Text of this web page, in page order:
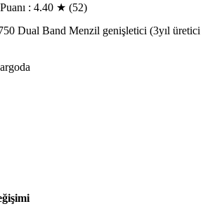
: 4.40 ★ (52)
Dual Band Menzil genişletici (3yıl üretici